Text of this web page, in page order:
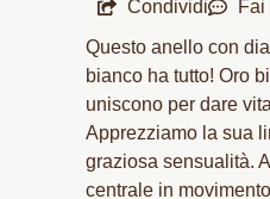
Condividi
Fai
Questo anello con
bianco ha tutto! Oro
uniscono per dare
Apprezziamo la sua
graziosa sensualità.
centrale in